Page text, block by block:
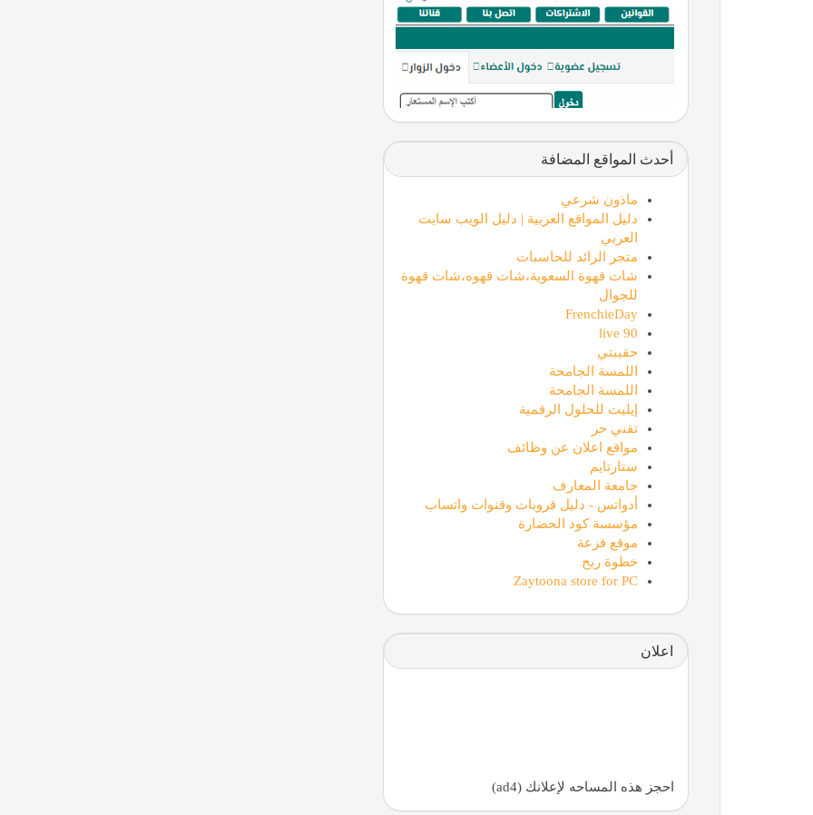
أحدث المواقع المضافة
ماذون شرعي
دليل المواقع العربية | دليل الويب سايت
العربي
متجر الرائد للحاسبات
شات قهوة السعوية،شات قهوه،شات قهوة
للجوال
FrenchieDay
90 live
حقيبتي
اللمسة الجامحة
اللمسة الجامحة
إيليت للحلول الرقمية
تقني حر
مواقع اعلان عن وظائف
ستارتايم
جامعة المعارف
أدواتس - دليل قروبات وقنوات واتساب
مؤسسة كود الحضارة
موقع فزعة
خطوة ربح
Zaytoona store for PC
اعلان
احجز هذه المساحه لإعلانك (ad4)